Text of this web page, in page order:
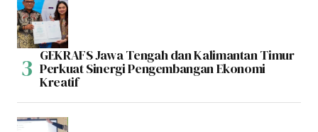
GEKRAFS Jawa Tengah dan Kalimantan Timur
Perkuat Sinergi Pengembangan Ekonomi
Kreatif